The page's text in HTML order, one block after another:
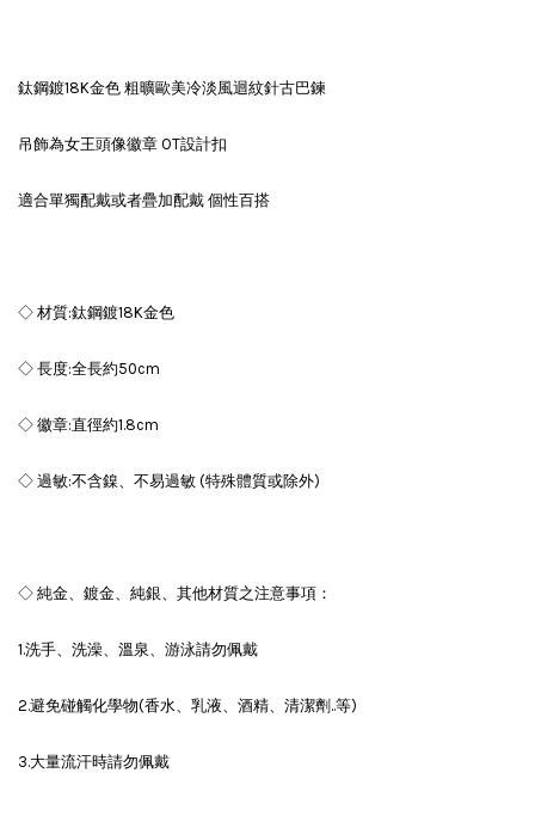
鈦鋼鍍18K金色 粗曠歐美冷淡風迴紋針古巴鍊
吊飾為女王頭像徽章 OT設計扣
適合單獨配戴或者疊加配戴 個性百搭
◇ 材質:鈦鋼鍍18K金色
◇ 長度:全長約50cm
◇ 徽章:直徑約1.8cm
◇ 過敏:不含鎳、不易過敏 (特殊體質或除外)
◇ 純金、鍍金、純銀、其他材質之注意事項：
1.洗手、洗澡、溫泉、游泳請勿佩戴
2.避免碰觸化學物(香水、乳液、酒精、清潔劑..等)
3.大量流汗時請勿佩戴